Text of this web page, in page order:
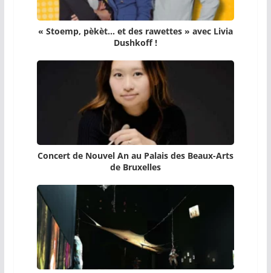
« Stoemp, pèkèt… et des rawettes » avec Livia
Dushkoff !
Concert de Nouvel An au Palais des Beaux-Arts
de Bruxelles